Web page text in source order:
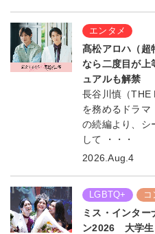
エンタメ
髙松アロハ（超
なら二度目が
ュアルも解禁
長谷川慎（THE
を務めるドラマ
の続編より、シ
して ・・・
2026.Aug.4
LGBTQ+ コ
ミス・インタ
ン2026 大学生